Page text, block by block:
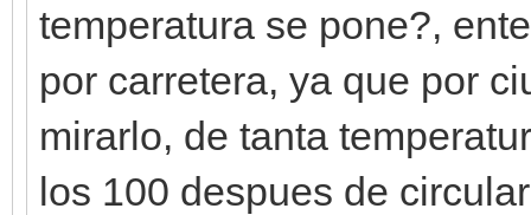
temperatura se pone?,
por carretera, ya que por
mirarlo, de tanta
los 100 despues de